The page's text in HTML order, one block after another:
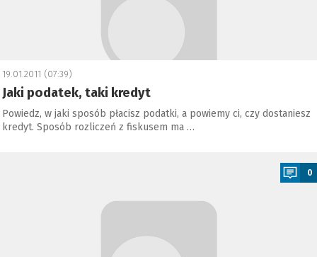
19.01.2011 (07:39)
Jaki podatek, taki kredyt
Powiedz, w jaki sposób płacisz podatki, a powiemy ci, czy dostaniesz
kredyt. Sposób rozliczeń z fiskusem ma …
0